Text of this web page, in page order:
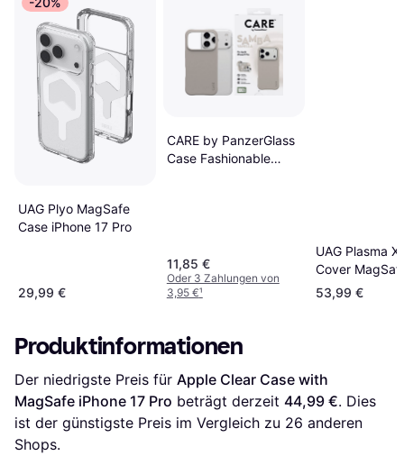
UAG Plyo MagSafe
Case iPhone 17 Pro
29,99 €
CARE by PanzerGlass
Case Fashionable
11,85 €
Oder 3 Zahlungen von
3,95 €¹
UAG Plasma
Cover
iPhone 17 Pro
53,99 €
Produktinformationen
Der niedrigste Preis für Apple Clear Case with
MagSafe iPhone 17 Pro beträgt derzeit 44,99 €. Dies
ist der günstigste Preis im Vergleich zu 26 anderen
Shops.